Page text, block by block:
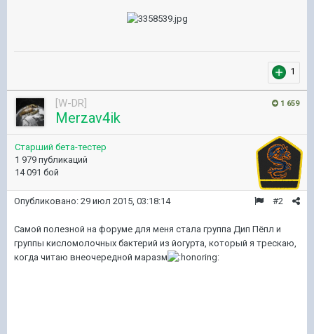
1
1 659
[W-DR]
Merzav4ik
Старший бета-тестер
1 979 публикаций
14 091 бой
#2
Опубликовано: 29 июл 2015, 03:18:14
Самой полезной на форуме для меня стала группа Дип Пёпл и
группы кисломолочных бактерий из йогурта, который я трескаю,
когда читаю внеочередной маразм